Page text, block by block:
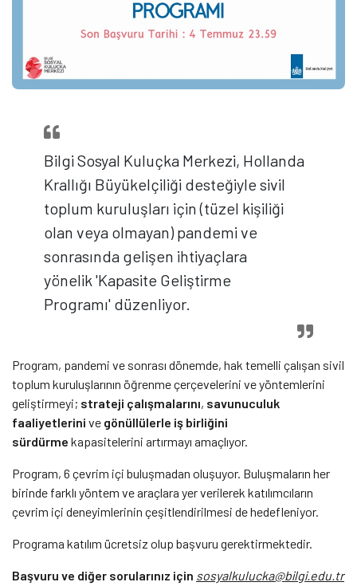
Bilgi Sosyal Kuluçka Merkezi, Hollanda
Krallığı Büyükelçiliği desteğiyle sivil
toplum kuruluşları için (tüzel kişiliği
olan veya olmayan) pandemi ve
sonrasında gelişen ihtiyaçlara
yönelik 'Kapasite Geliştirme
Programı' düzenliyor.
Program, pandemi ve sonrası dönemde, hak temelli çalışan sivil
toplum kuruluşlarının öğrenme çerçevelerini ve yöntemlerini
geliştirmeyi; strateji çalışmalarını, savunuculuk
faaliyetlerini ve gönüllülerle iş birliğini
sürdürme kapasitelerini artırmayı amaçlıyor.
Program, 6 çevrim içi buluşmadan oluşuyor. Buluşmaların her
birinde farklı yöntem ve araçlara yer verilerek katılımcıların
çevrim içi deneyimlerinin çeşitlendirilmesi de hedefleniyor.
Programa katılım ücretsiz olup başvuru gerektirmektedir.
Başvuru ve diğer sorularınız için sosyalkulucka@bilgi.edu.tr